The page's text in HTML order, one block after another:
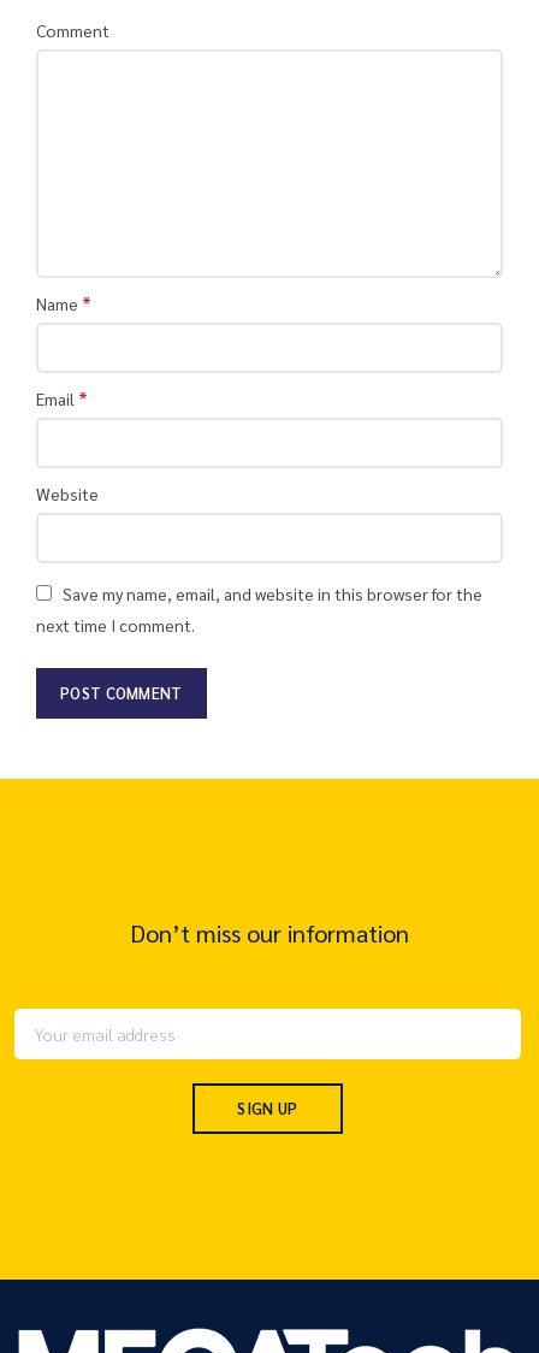
Comment
Name *
Email *
Website
Save my name, email, and website in this browser for the
next time I comment.
Don’t miss our information